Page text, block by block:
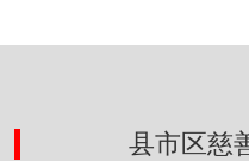
县市区慈